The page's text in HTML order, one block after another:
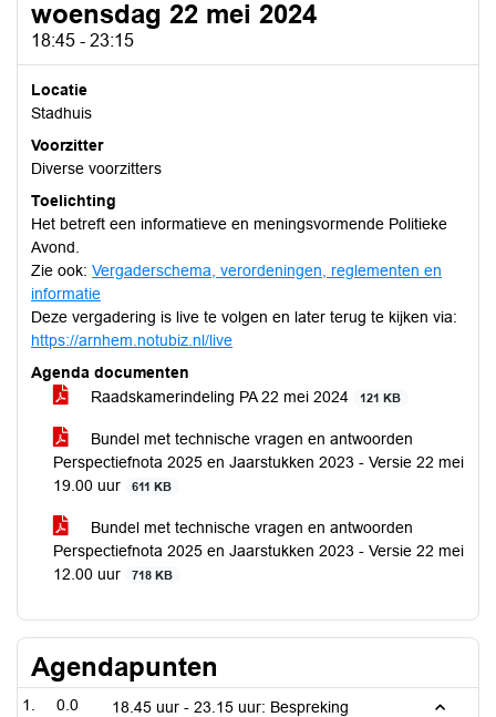
woensdag 22 mei 2024
18:45 - 23:15
Locatie
Stadhuis
Voorzitter
Diverse voorzitters
Toelichting
Het betreft een informatieve en meningsvormende Politieke
Avond.
Zie ook: Vergaderschema, verordeningen, reglementen en
informatie
Deze vergadering is live te volgen en later terug te kijken via:
https://arnhem.notubiz.nl/live
Agenda documenten
Raadskamerindeling PA 22 mei 2024
121 KB
Bundel met technische vragen en antwoorden
Perspectiefnota 2025 en Jaarstukken 2023 - Versie 22 mei
19.00 uur
611 KB
Bundel met technische vragen en antwoorden
Perspectiefnota 2025 en Jaarstukken 2023 - Versie 22 mei
12.00 uur
718 KB
Agendapunten
0.0
18.45 uur - 23.15 uur: Bespreking